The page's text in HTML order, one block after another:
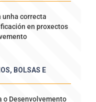
unha correcta
en proxectos
BOLSAS E
o Desenvolvemento